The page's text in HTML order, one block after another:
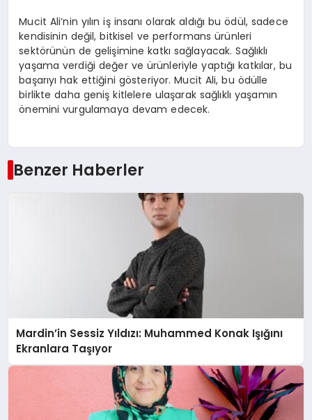
Mucit Ali’nin yılın iş insanı olarak aldığı bu ödül, sadece
kendisinin değil, bitkisel ve performans ürünleri
sektörünün de gelişimine katkı sağlayacak. Sağlıklı
yaşama verdiği değer ve ürünleriyle yaptığı katkılar, bu
başarıyı hak ettiğini gösteriyor. Mucit Ali, bu ödülle
birlikte daha geniş kitlelere ulaşarak sağlıklı yaşamın
önemini vurgulamaya devam edecek.
Benzer Haberler
Mardin’in Sessiz Yıldızı: Muhammed Konak Işığını
Ekranlara Taşıyor